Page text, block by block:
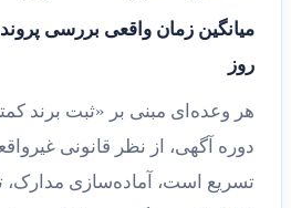
روز
هر وعده‌ای مبنی بر «ثبت برند
دوره آگهی، از نظر قانونی
تسریع است، آماده‌سازی